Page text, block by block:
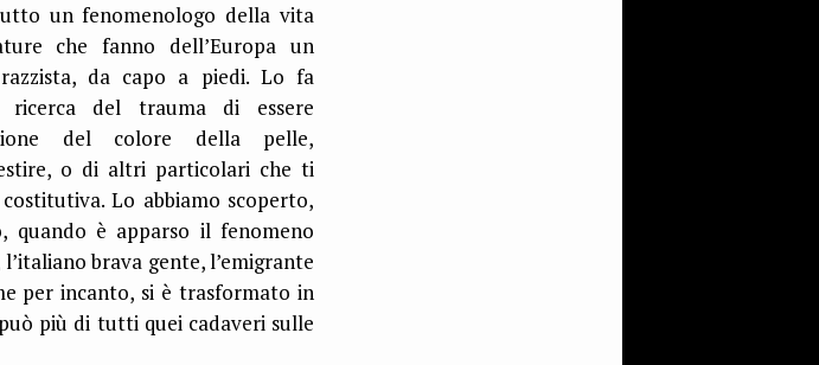
un fenomenologo della vita
che fanno dell’Europa un
da capo a piedi. Lo fa
ricerca del trauma di essere
del colore della pelle,
o di altri particolari che ti
Lo abbiamo scoperto,
è apparso il fenomeno
brava gente, l’emigrante
per incanto, si è trasformato in
più di tutti quei cadaveri sulle